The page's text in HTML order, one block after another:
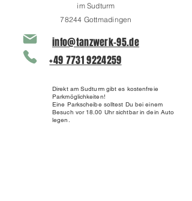
im Sudturm
78244 Gottmadingen
+49 7731 9224259
Direkt am Sudturm gibt es kostenfreie
Parkmöglichkeiten!
Eine Parkscheibe solltest Du bei einem
Besuch vor 18.00 Uhr sichtbar in dein Auto
legen.
info@tanzwerk-95.de